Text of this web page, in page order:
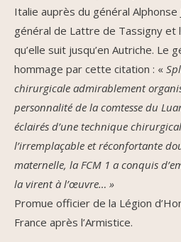
Italie auprès du général Alphonse
général de Lattre de Tassigny et
qu’elle suit jusqu’en Autriche. Le
hommage par cette citation : «
chirurgicale admirablement
personnalité de la comtesse du
éclairés d’une technique
l’irremplaçable et réconfortante
maternelle, la FCM 1 a conquis
la virent à l’œuvre… »
Promue officier de la Légion
France après l’Armistice.